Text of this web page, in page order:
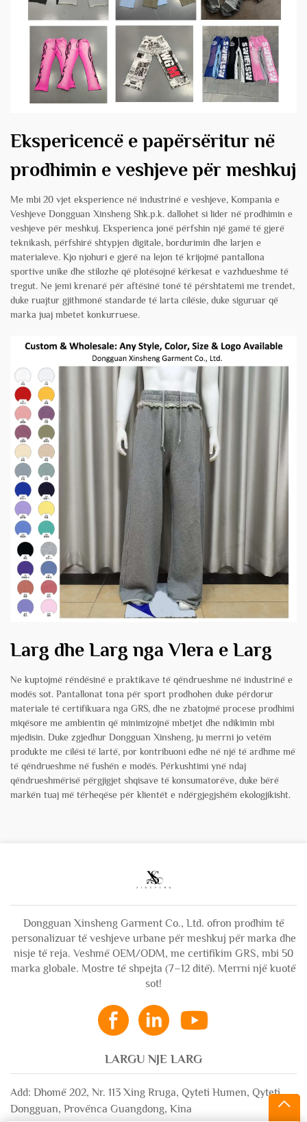
Ekspericencë e papërsëritur në
prodhimin e veshjeve për meshkuj
Me mbi 20 vjet eksperience në industrinë e veshjeve, Kompania e
Veshjeve Dongguan Xinsheng Shk.p.k. dallohet si lider në prodhimin e
veshjeve për meshkuj. Eksperienca jonë përfshin një gamë të gjerë
teknikash, përfshirë shtypjen digitale, bordurimin dhe larjen e
materialeve. Kjo njohuri e gjerë na lejon të krijojmë pantallona
sportive unike dhe stilozhe që plotësojnë kërkesat e vazhdueshme të
tregut. Ne jemi krenarë për aftësinë tonë të përshtatemi me trendet,
duke ruajtur gjithmonë standarde të larta cilësie, duke siguruar që
marka juaj mbetet konkurruese.
Larg dhe Larg nga Vlera e Larg
Ne kuptojmë rëndësinë e praktikave të qëndrueshme në industrinë e
modës sot. Pantallonat tona për sport prodhohen duke përdorur
materiale të certifikuara nga GRS, dhe ne zbatojmë procese prodhimi
miqësore me ambientin që minimizojnë mbetjet dhe ndikimin mbi
mjedisin. Duke zgjedhur Dongguan Xinsheng, ju merrni jo vetëm
produkte me cilësi të lartë, por kontribuoni edhe në një të ardhme më
të qëndrueshme në fushën e modës. Përkushtimi ynë ndaj
qëndrueshmërisë përgjigjet shqisave të konsumatorëve, duke bërë
markën tuaj më tërheqëse për klientët e ndërgjegjshëm ekologjikisht.
Dongguan Xinsheng Garment Co., Ltd. ofron prodhim të
personalizuar të veshjeve urbane për meshkuj për marka dhe
nisje të reja. Veshmë OEM/ODM, me certifikim GRS, mbi 50
marka globale. Mostre të shpejta (7–12 ditë). Merrni një kuotë
sot!
LARGU NJE LARG
Add: Dhomë 202, Nr. 113 Xing Rruga, Qyteti Humen, Qyteti
Dongguan, Provënca Guangdong, Kina